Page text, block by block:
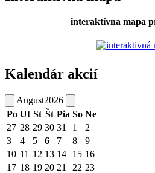
interaktívna mapa
Kalendár akcií
August2026
Po Ut St Št Pia So Ne
27 28 29 30 31 1
2
3
4 5 6 7 8
9
10 11 12 13 14 15 16
17 18 19 20 21 22 23